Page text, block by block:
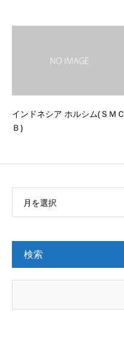
インドネシア ホルシム(ＳＭＣ
Ｂ)
月を選択
検索